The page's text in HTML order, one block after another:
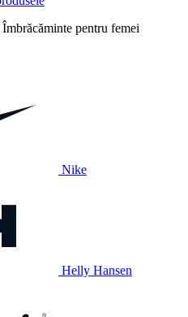
Îmbrăcăminte pentru femei
Nike
Helly Hansen